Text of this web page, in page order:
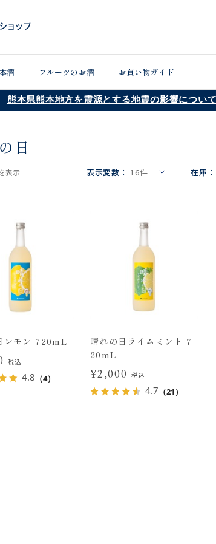
酒 フルーツのお酒 お買い物ガイド
熊本県熊本地方を震源とする地震の影響について
日
表示 表示変数： 16件 在庫：
レモン 720mL
税込
4.8 （4）
晴れの日ライムミント 7
20mL
¥2,000 税込
4.7 （21）